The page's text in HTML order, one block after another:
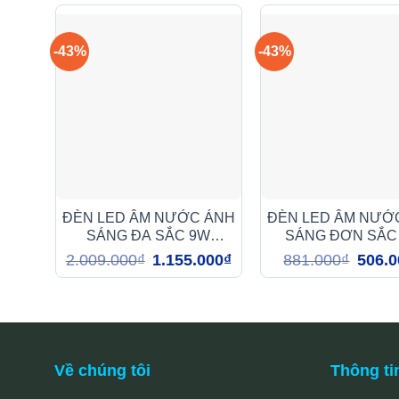
-43%
ĐÈN LED ÂM NƯỚC ÁNH
SÁNG ĐA SẮC 9W
(DMA3099)
2.009.000₫ Giá
gốc
là:
1.155.000₫Giá
hiện
tại
-43%
ĐÈN LED ÂM
SÁNG ĐƠN SẮC
(DMA103)
881.000₫ Giá
gốc
là:
Về chúng tôi Thông